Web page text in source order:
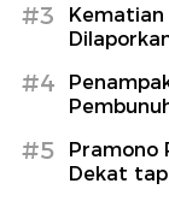
#3
Kematian
#4
#5
Pramono
Dekat